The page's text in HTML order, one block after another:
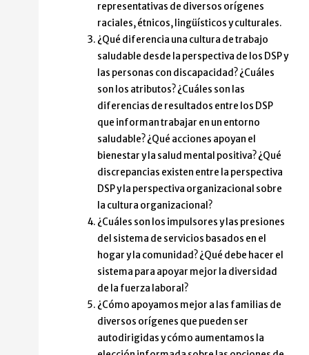
representativas de diversos orígenes
raciales, étnicos, lingüísticos y culturales.
¿Qué diferencia una cultura de trabajo
saludable desde la perspectiva de los DSP y
las personas con discapacidad? ¿Cuáles
son los atributos? ¿Cuáles son las
diferencias de resultados entre los DSP
que informan trabajar en un entorno
saludable? ¿Qué acciones apoyan el
bienestar y la salud mental positiva? ¿Qué
discrepancias existen entre la perspectiva
DSP y la perspectiva organizacional sobre
la cultura organizacional?
¿Cuáles son los impulsores y las presiones
del sistema de servicios basados en el
hogar y la comunidad? ¿Qué debe hacer el
sistema para apoyar mejor la diversidad
de la fuerza laboral?
¿Cómo apoyamos mejor a las familias de
diversos orígenes que pueden ser
autodirigidas y cómo aumentamos la